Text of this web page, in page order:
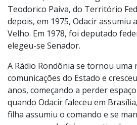
Teodorico Paiva, do Território
depois, em 1975, Odacir assumiu
Velho. Em 1978, foi deputado
elegeu-se Senador.
A Rádio Rondônia se tornou uma
comunicações do Estado e
anos, começando a perder
quando Odacir faleceu em
filha assumiu o comando e se